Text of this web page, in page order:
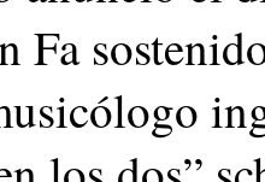
Fa